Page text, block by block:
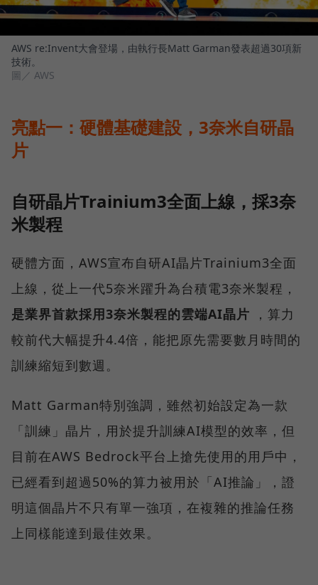
AWS re:Invent大會登場，由執行長Matt Garman發表超過30項新
技術。
圖／ AWS
亮點一：硬體基礎建設，3奈米自研晶
片
自研晶片Trainium3全面上線，採3奈
米製程
硬體方面，AWS宣布自研AI晶片Trainium3全面
上線，從上一代5奈米躍升為台積電3奈米製程，
是業界首款採用3奈米製程的雲端AI晶片 ，算力
較前代大幅提升4.4倍，能把原先需要數月時間的
訓練縮短到數週。
Matt Garman特別強調，雖然初始設定為一款
「訓練」晶片，用於提升訓練AI模型的效率，但
目前在AWS Bedrock平台上搶先使用的用戶中，
已經看到超過50%的算力被用於「AI推論」，證
明這個晶片不只有單一強項，在複雜的推論任務
上同樣能達到最佳效果。